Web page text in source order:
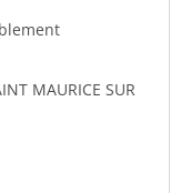
MAURICE SUR